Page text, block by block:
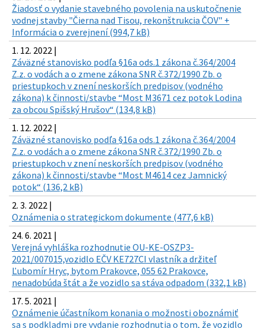
Žiadosť o vydanie stavebného povolenia na uskutočnenie
vodnej stavby "Čierna nad Tisou, rekonštrukcia ČOV" +
Informácia o zverejnení (994,7 kB)
1. 12. 2022 |
Záväzné stanovisko podľa §16a ods.1 zákona č.364/2004
Z.z. o vodách a o zmene zákona SNR č.372/1990 Zb. o
priestupkoch v znení neskorších predpisov (vodného
zákona) k činnosti/stavbe “Most M3671 cez potok Lodina
za obcou Spišský Hrušov“ (134,8 kB)
1. 12. 2022 |
Záväzné stanovisko podľa §16a ods.1 zákona č.364/2004
Z.z. o vodách a o zmene zákona SNR č.372/1990 Zb. o
priestupkoch v znení neskorších predpisov (vodného
zákona) k činnosti/stavbe “Most M4614 cez Jamnický
potok“ (136,2 kB)
2. 3. 2022 |
Oznámenia o strategickom dokumente (477,6 kB)
24. 6. 2021 |
Verejná vyhláška rozhodnutie OU-KE-OSZP3-
2021/007015,vozidlo EČV KE727CI vlastník a držiteľ
Ľubomír Hryc, bytom Prakovce, 055 62 Prakovce,
nenadobúda štát a že vozidlo sa stáva odpadom (332,1 kB)
17. 5. 2021 |
Oznámenie účastníkom konania o možnosti oboznámiť
sa s podkladmi pre vydanie rozhodnutia o tom, že vozidlo